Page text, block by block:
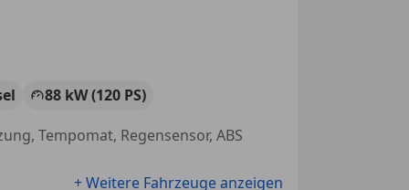
88 kW (120 PS)
Tempomat, Regensensor, ABS
+ Weitere Fahrzeuge anzeigen